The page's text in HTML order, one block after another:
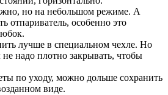
но на небольшом режиме. А
отпариватель, особенно это
лучше в специальном чехле. Но
не надо плотно закрывать, чтобы
по уходу, можно дольше сохранить
виде.